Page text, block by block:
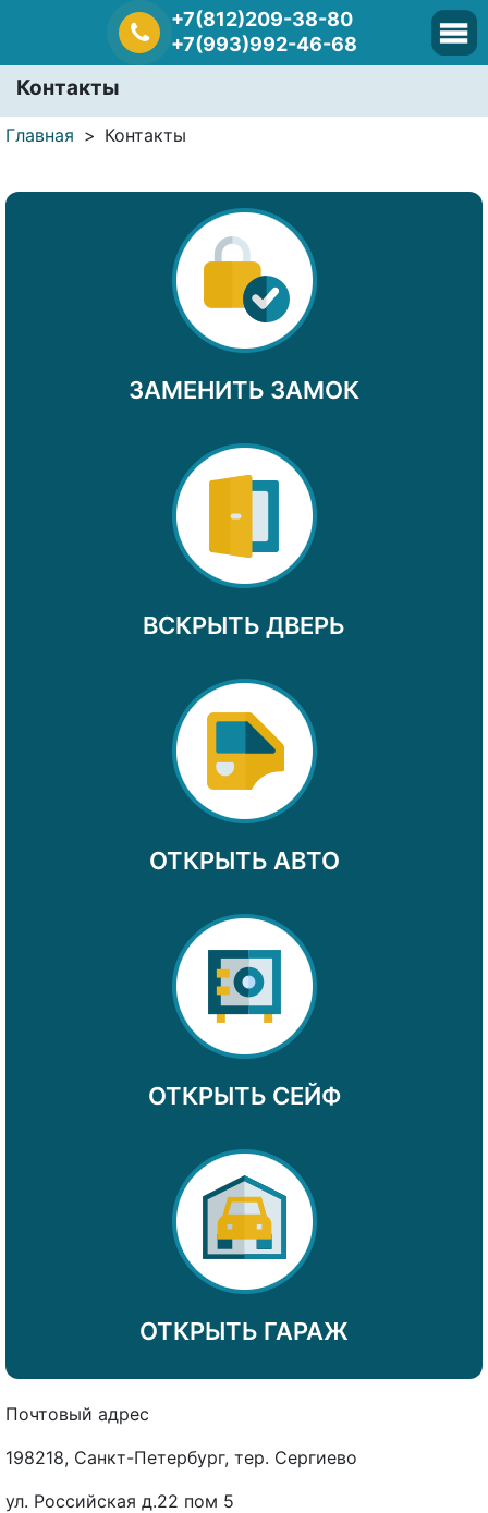
+7(812)209-38-80
+7(993)992-46-68
Контакты
Главная Контакты
ЗАМЕНИТЬ ЗАМОК
ВСКРЫТЬ ДВЕРЬ
ОТКРЫТЬ АВТО
ОТКРЫТЬ СЕЙФ
ОТКРЫТЬ ГАРАЖ
Почтовый адрес
198218, Санкт-Петербург, тер. Сергиево
ул. Российская д.22 пом 5